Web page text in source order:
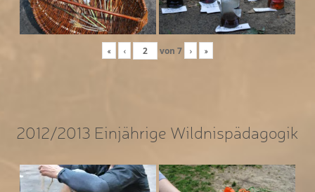
« ‹ von 7 › »
2012/2013 Einjährige Wildnispädagogik